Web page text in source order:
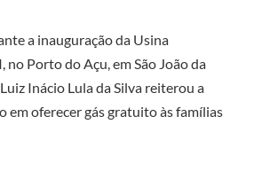
a inauguração da Usina
no Porto do Açu, em São João da
Inácio Lula da Silva reiterou a
em oferecer gás gratuito às famílias